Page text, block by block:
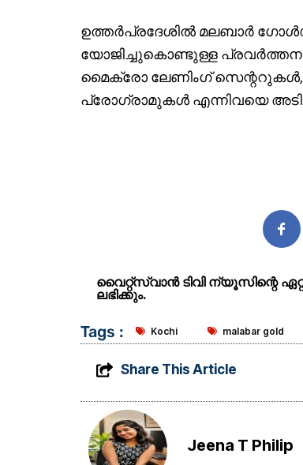
ഉത്തര്‍പ്രദേശില്‍ മലബാര്‍
യോജിച്ചുകൊണ്ടുള്ള
മൈക്രോ ലേണിംഗ്
പ്രോഗ്രാമുകള്‍ എന്നിവയെ
വൈറ്റ്സ്വാൻ ടിവി ന്യൂസിന്റെ
ലഭിക്കും.
Tags : Kochi malabar gold
Share This Article
Jeena T Philip